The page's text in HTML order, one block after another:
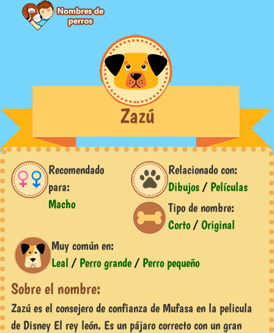
Zazú
Recomendado
para:
Macho
Relacionado con:
Dibujos / Películas
Tipo de nombre:
Corto/Original
Muy común en:
Leal / Perro grande / Perro pequeño
Sobre el nombre:
Zazú es el consejero de confianza de Mufasa en la pelicula
de Disney El rey león. Es un pájaro correcto con un gran